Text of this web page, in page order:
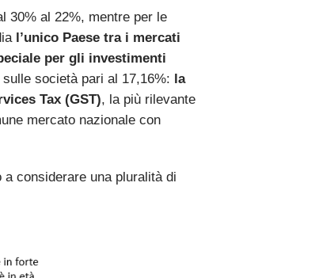
30% al 22%, mentre per le
l’unico Paese tra i mercati
per gli investimenti
sulle società pari al 17,16%: la
Tax (GST), la più rilevante
mercato nazionale con
a considerare una pluralità di